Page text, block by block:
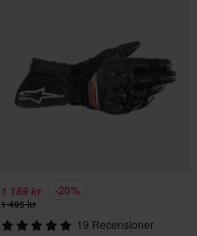
1 189 kr -20%
1 495 kr
19 Recensioner